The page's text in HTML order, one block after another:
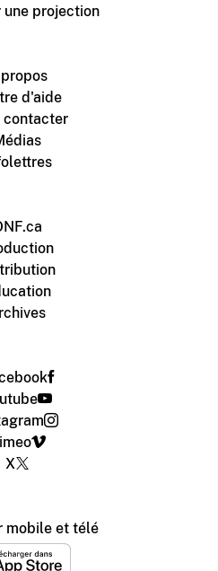
une projection
d'aide
contacter
X
mobile et télé